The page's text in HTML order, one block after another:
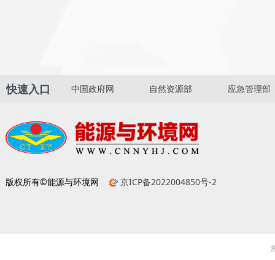
版权所有©能源与环境网 京ICP备2022004850号-2
快速入口 中国政府网 自然资源部 应急管理部